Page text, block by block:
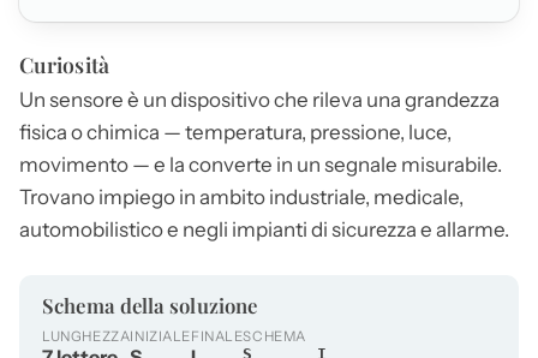
Curiosità
Un sensore è un dispositivo che rileva una grandezza
fisica o chimica — temperatura, pressione, luce,
movimento — e la converte in un segnale misurabile.
Trovano impiego in ambito industriale, medicale,
automobilistico e negli impianti di sicurezza e allarme.
Schema della soluzione
LUNGHEZZAINIZIALEFINALESCHEMA
S_____I